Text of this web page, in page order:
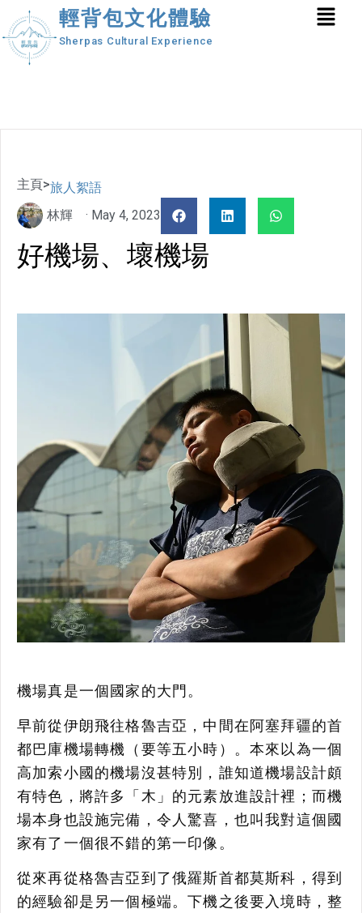
輕背包文化體驗
Sherpas Cultural Experience
主頁>旅人絮語
林輝
· May 4, 2023
好機場、壞機場
機場真是一個國家的大門。
早前從伊朗飛往格魯吉亞，中間在阿塞拜疆的首
都巴庫機場轉機（要等五小時）。本來以為一個
高加索小國的機場沒甚特別，誰知道機場設計頗
有特色，將許多「木」的元素放進設計裡；而機
場本身也設施完備，令人驚喜，也叫我對這個國
家有了一個很不錯的第一印像。
從來再從格魯吉亞到了俄羅斯首都莫斯科，得到
的經驗卻是另一個極端。下機之後要入境時，整